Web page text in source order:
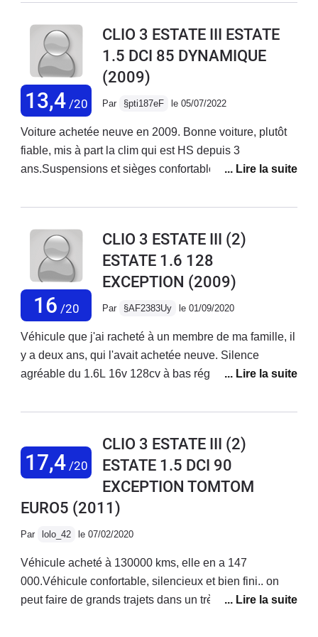
13,4/20
CLIO 3 ESTATE III ESTATE
1.5 DCI 85 DYNAMIQUE
(2009)
Par §pti187eF le 05/07/2022
Voiture achetée neuve en 2009. Bonne voiture, plutôt
fiable, mis à part la clim qui est HS depuis 3
ans.Suspensions et sièges confortables. Moteur
polyvalente pour envisager les grands trajets sur
ressentir : - revêtement des commodos qui se décolle-
support de pare-soleil qui se déboîte- faux-cuir du
volant qui s’effrite
16 /20
CLIO 3 ESTATE III (2)
ESTATE 1.6 128
EXCEPTION (2009)
Par §AF2383Uy le 01/09/2020
Véhicule que j'ai racheté à un membre de ma famille, il
y a deux ans, qui l'avait achetée neuve. Silence
agréable du 1.6L 16v 128cv à bas régimes, tenue de
même sur de longs trajets, volumes de l'habitacle et du
j'avoue que j'ai le pieds un peu lourd, on peut
descendre aux alentours de 6.5L/100km mais attention
à l'encrassement. Boîte de vitesses remplacée à 37
000km, il a fallu se battre avec RENAULT pour qu'ils
valable pour que cela ne soit pas pris en compte !). Il
faudra vous armer de patience pour faire l'entretien
vous même, l'accès au filtre à huile et aux bougies, par
exemple, est un vrai défi. Je ne vous parle même pas
17,4/20
CLIO 3 ESTATE III (2)
ESTATE 1.5 DCI 90
EXCEPTION TOMTOM
EURO5 (2011)
Par lolo_42 le 07/02/2020
Véhicule acheté à 130000 kms, elle en a 147
000.Véhicule confortable, silencieux et bien fini.. on
peut faire de grands trajets dans un très bon confort et